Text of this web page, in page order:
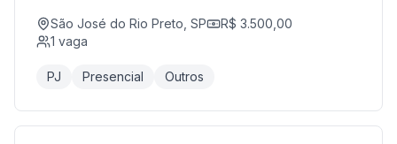
São José do Rio Preto, SP
R$ 3.500,00
1 vaga
PJ Presencial Outros